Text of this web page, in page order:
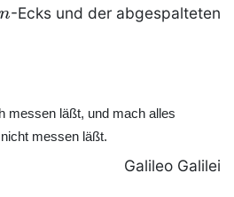
n
n-Ecks und der abgespalteten
messen läßt, und mach alles
messen läßt.
Galileo Galilei